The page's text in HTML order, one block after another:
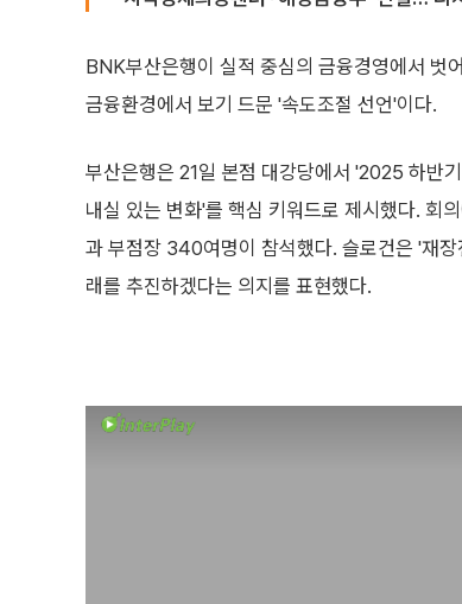
BNK부산은행이 실적 중심의 금융경영에서 벗
금융환경에서 보기 드문 '속도조절 선언'이다.
부산은행은 21일 본점 대강당에서 '2025 하반
내실 있는 변화'를 핵심 키워드로 제시했다. 회
과 부점장 340여명이 참석했다. 슬로건은 '재
래를 추진하겠다는 의지를 표현했다.